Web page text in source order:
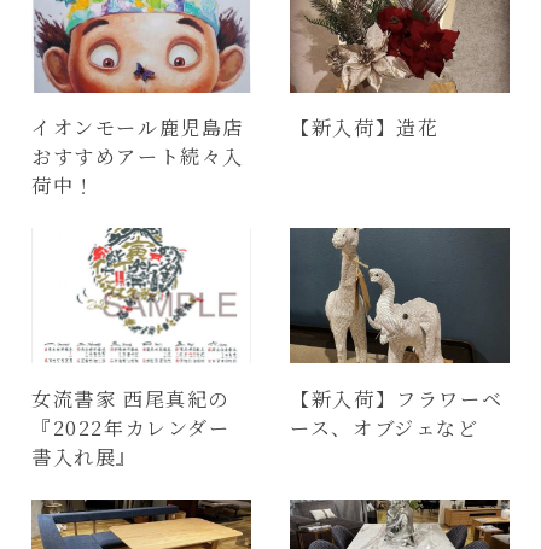
イオンモール鹿児島店
おすすめアート続々入
荷中！
【新入荷】造花
女流書家 西尾真紀の
『2022年カレンダー
書入れ展』
【新入荷】フラワーベ
ース、オブジェなど